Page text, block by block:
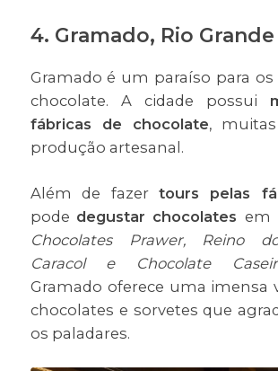
4. Gramado, Rio Grande
Gramado é um paraíso para
chocolate. A cidade possui
fábricas de chocolate,
produção artesanal.
Além de fazer tours pelas
pode degustar chocolates em
Chocolates Prawer, Reino
Caracol e Chocolate
Gramado oferece uma imensa
chocolates e sorvetes que
os paladares.